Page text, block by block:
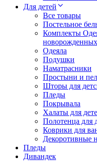
Для детей
Все товары
Постельное
Комплекты
новорожденных
Одеяла
Подушки
Наматрасники
Простыни и
Шторы для
Пледы
Покрывала
Халаты для
Полотенца для
Коврики для
Декоротивные
Пледы
Дивандек